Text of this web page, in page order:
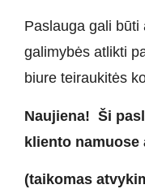
Paslauga gali būti
galimybės atlikti
biure teiraukitės
Naujiena! Ši
kliento namuose
(taikomas